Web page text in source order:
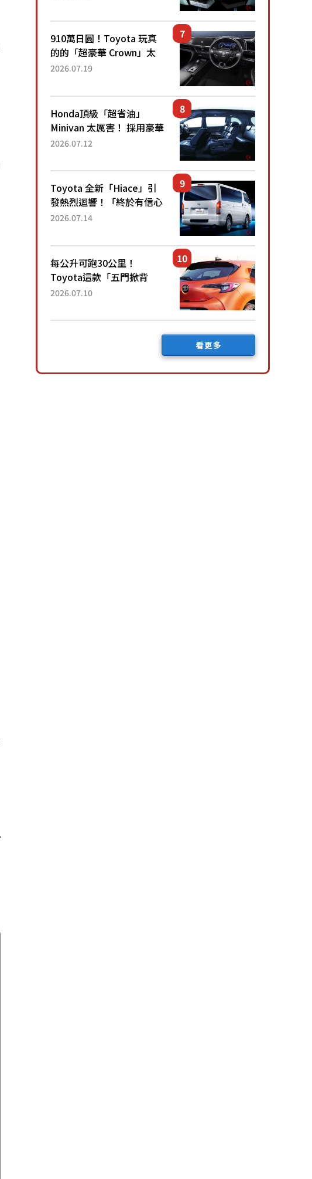
高階「Super Sport」車款
相同的...
910萬日圓！Toyota 玩真
的的「超豪華 Crown」太
厲害了！採用由「匠人技
運動化「底盤設定」！還配
備專屬豪華...
2026.07.19
Honda頂級「超省油」
Minivan 太厲害！ 採用豪華
「真皮座椅」與專屬「黑色
公里，兼具優異節能表現與
舒適「三...
2026.07.12
Toyota 全新「Hiace」引
發熱烈迴響！「終於有信心
下訂了！」「哪個等級交車
後竟然還要等「超過半年」
才能交車？...
2026.07.14
每公升可跑30公里！
Toyota這款「五門掀背
車」真的很厲害！ 擁有全
尺寸」，配備全面升級！
2026.07.10
看更多